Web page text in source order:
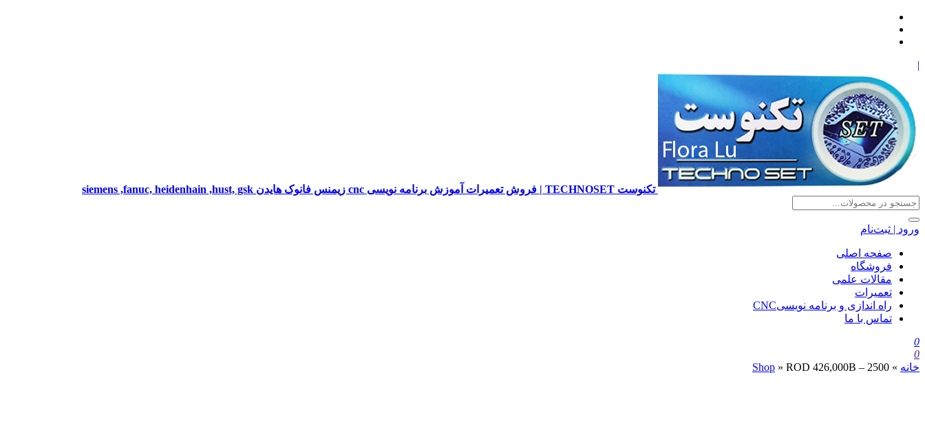
|
تکنوست TECHNOSET | فروش تعمیرات آموزش برنامه نویسی cnc زیمنس فانوک هایدن siemens ,fanuc, heidenhain ,hust, gsk
ورود | ثبت‌نام
صفحه اصلی
فروشگاه
مقالات علمی
تعمیرات
راه اندازی و برنامه نویسیCNC
تماس با ما
0
0
خانه »
Shop » ROD 426,000B – 2500